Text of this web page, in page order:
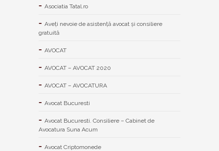
Asociatia Tatal.ro
Aveţi nevoie de asistenţă avocat şi consiliere
gratuită
AVOCAT
AVOCAT – AVOCAT 2020
AVOCAT – AVOCATURA
Avocat Bucuresti
Avocat Bucuresti. Consiliere – Cabinet de
Avocatura Suna Acum
Avocat Criptomonede